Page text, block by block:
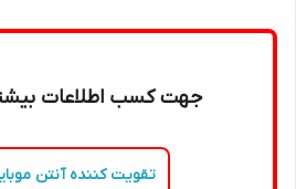
جهت کسب اطلاعات
تقویت کننده آنتن